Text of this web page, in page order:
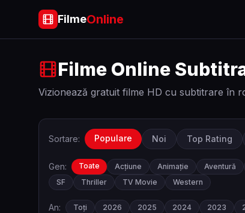
FilmeOnline
Filme Online
Vizionează gratuit filme HD cu subtitrare în
Sortare: Populare Noi Top Rating
Gen: Toate Acțiune Animație Aventură
SF
Thriller TV Movie Western
An: Toți 2026 2025 2024 2023